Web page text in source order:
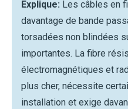
Explique: Les câbles en
davantage de bande
torsadées non blindées
importantes. La fibre
électromagnétiques et
plus cher, nécessite
installation et exige